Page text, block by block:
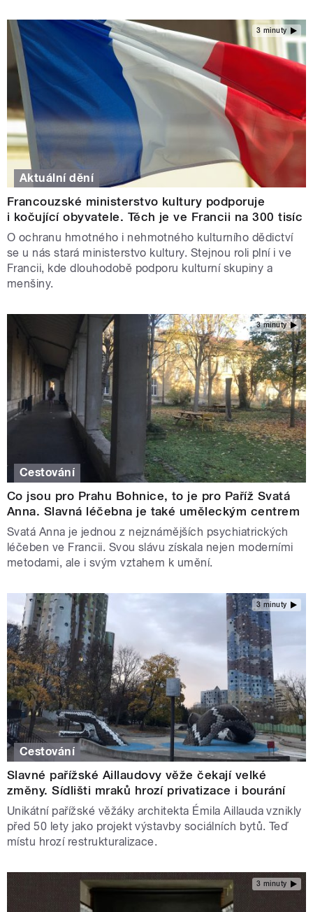
3 minuty
Aktuální dění
Francouzské ministerstvo kultury podporuje
i kočující obyvatele. Těch je ve Francii na 300 tisíc
O ochranu hmotného i nehmotného kulturního dědictví
se u nás stará ministerstvo kultury. Stejnou roli plní i ve
Francii, kde dlouhodobě podporu kulturní skupiny a
menšiny.
3 minuty
Cestování
Co jsou pro Prahu Bohnice, to je pro Paříž Svatá
Anna. Slavná léčebna je také uměleckým centrem
Svatá Anna je jednou z nejznámějších psychiatrických
léčeben ve Francii. Svou slávu získala nejen moderními
metodami, ale i svým vztahem k umění.
3 minuty
Cestování
Slavné pařížské Aillaudovy věže čekají velké
změny. Sídlišti mraků hrozí privatizace i bourání
Unikátní pařížské věžáky architekta Émila Aillauda vznikly
před 50 lety jako projekt výstavby sociálních bytů. Teď
místu hrozí restrukturalizace.
3 minuty